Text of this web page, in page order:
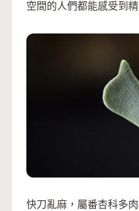
空間的人們都能感受到
快刀亂麻，屬番杏科多